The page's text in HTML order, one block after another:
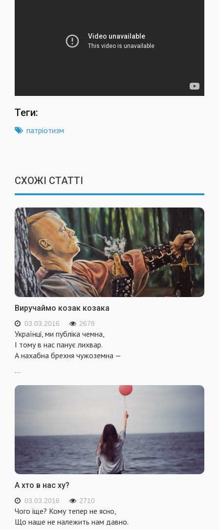
Теги:
патріотизм
СХОЖІ СТАТТІ
Виручаймо козак козака
03.03.2016 2678
Українці, ми публіка чемна,
І тому в нас панує лихвар.
А нахабна брехня чужоземна —
А хто в нас ху?
03.03.2016 2710
Чого іще? Кому тепер не ясно,
Що наше не належить нам давно.